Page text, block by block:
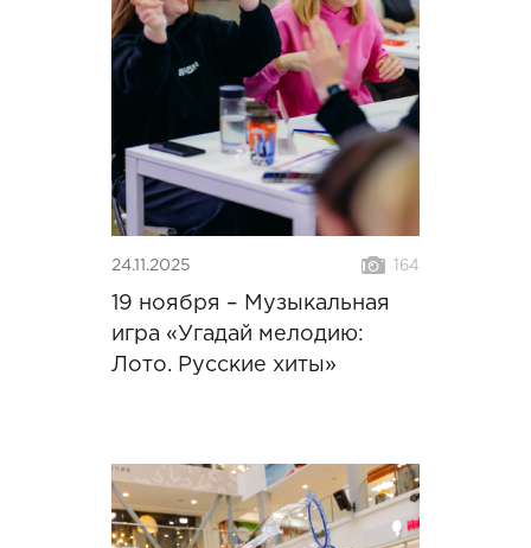
24.11.2025 164
19 ноября – Музыкальная
игра «Угадай мелодию:
Лото. Русские хиты»